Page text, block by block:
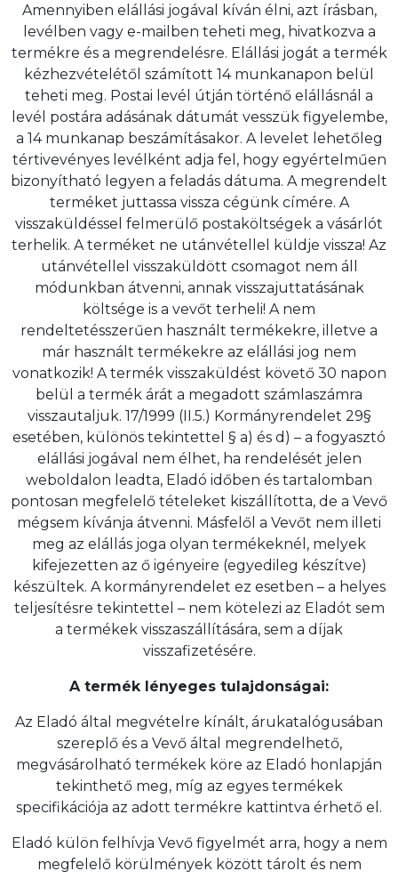
Amennyiben elállási jogával kíván élni, azt írásban,
levélben vagy e-mailben teheti meg, hivatkozva a
termékre és a megrendelésre. Elállási jogát a termék
kézhezvételétől számított 14 munkanapon belül
teheti meg. Postai levél útján történő elállásnál a
levél postára adásának dátumát vesszük figyelembe,
a 14 munkanap beszámításakor. A levelet lehetőleg
tértivevényes levélként adja fel, hogy egyértelműen
bizonyítható legyen a feladás dátuma. A megrendelt
terméket juttassa vissza cégünk címére. A
visszaküldéssel felmerülő postaköltségek a vásárlót
terhelik. A terméket ne utánvétellel küldje vissza! Az
utánvétellel visszaküldött csomagot nem áll
módunkban átvenni, annak visszajuttatásának
költsége is a vevőt terheli! A nem
rendeltetésszerűen használt termékekre, illetve a
már használt termékekre az elállási jog nem
vonatkozik! A termék visszaküldést követő 30 napon
belül a termék árát a megadott számlaszámra
visszautaljuk. 17/1999 (II.5.) Kormányrendelet 29§
esetében, különös tekintettel § a) és d) – a fogyasztó
elállási jogával nem élhet, ha rendelését jelen
weboldalon leadta, Eladó időben és tartalomban
pontosan megfelelő tételeket kiszállította, de a Vevő
mégsem kívánja átvenni. Másfelől a Vevőt nem illeti
meg az elállás joga olyan termékeknél, melyek
kifejezetten az ő igényeire (egyedileg készítve)
készültek. A kormányrendelet ez esetben – a helyes
teljesítésre tekintettel – nem kötelezi az Eladót sem
a termékek visszaszállítására, sem a díjak
visszafizetésére.
A termék lényeges tulajdonságai:
Az Eladó által megvételre kínált, árukatalógusában
szereplő és a Vevő által megrendelhető,
megvásárolható termékek köre az Eladó honlapján
tekinthető meg, míg az egyes termékek
specifikációja az adott termékre kattintva érhető el.
Eladó külön felhívja Vevő figyelmét arra, hogy a nem
megfelelő körülmények között tárolt és nem